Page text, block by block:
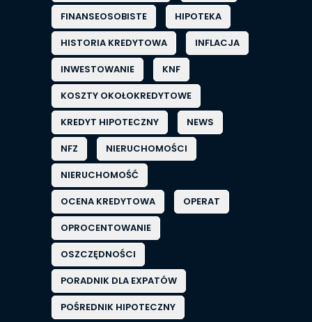
FINANSEOSOBISTE
HIPOTEKA
HISTORIA KREDYTOWA
INFLACJA
INWESTOWANIE
KNF
KOSZTY OKOŁOKREDYTOWE
KREDYT HIPOTECZNY
NEWS
NFZ
NIERUCHOMOŚCI
NIERUCHOMOŚĆ
OCENA KREDYTOWA
OPERAT
OPROCENTOWANIE
OSZCZĘDNOŚCI
PORADNIK DLA EXPATÓW
POŚREDNIK HIPOTECZNY